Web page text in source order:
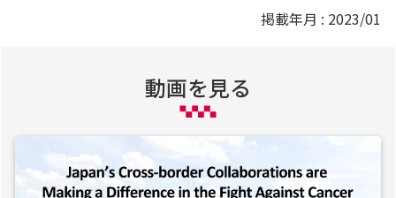
掲載年月 : 2023/01
動画を見る